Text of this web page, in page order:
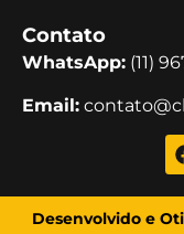
Contato
WhatsApp: (11)
Email:
Desenvolvido e